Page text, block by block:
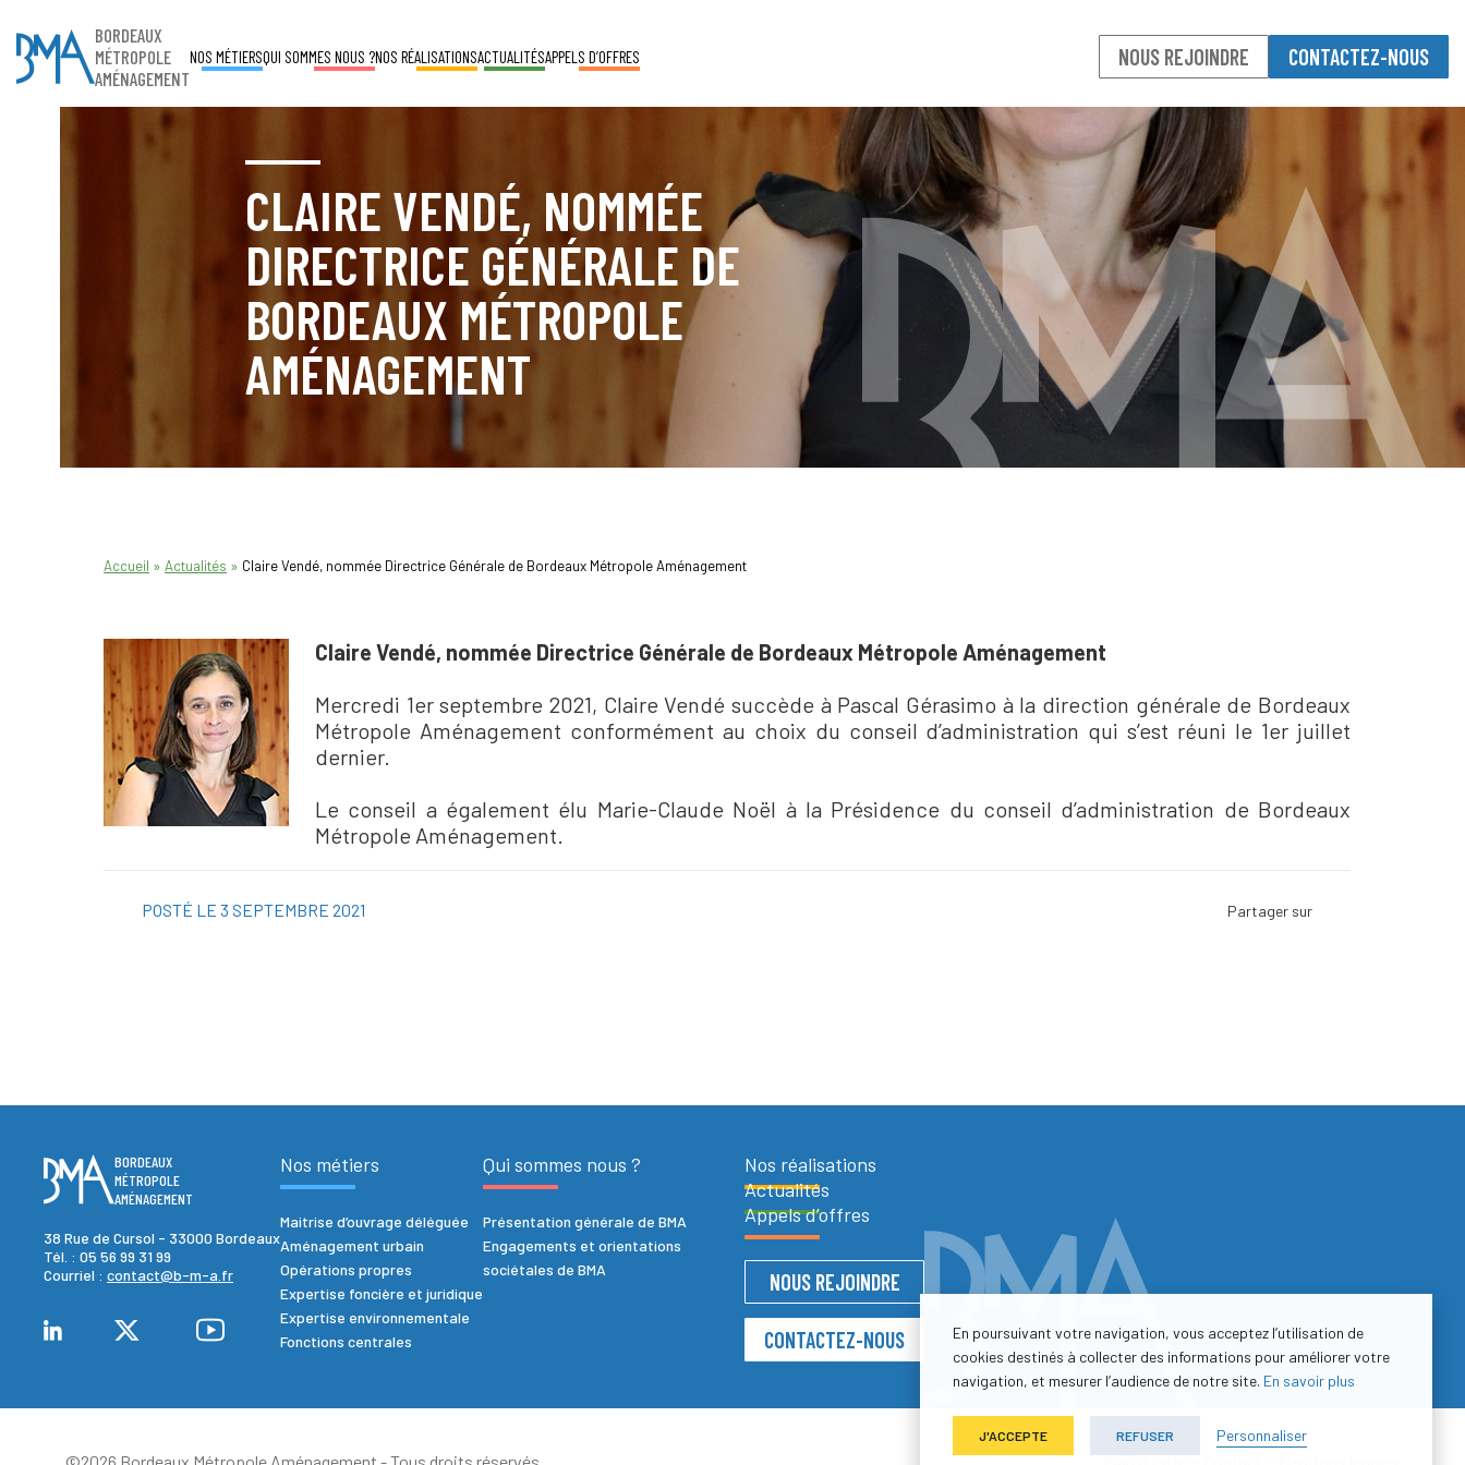
BORDEAUX
MÉTROPOLE
AMÉNAGEMENT
NOS MÉTIERSQUI SOMMES NOUS ?NOS RÉALISATIONSACTUALITÉSAPPELS D’OFFRES NOUS REJOINDRE CONTACTEZ-NOUS
CLAIRE VENDÉ, NOMMÉE
DIRECTRICE GÉNÉRALE DE
BORDEAUX MÉTROPOLE
AMÉNAGEMENT
Accueil » Actualités » Claire Vendé, nommée Directrice Générale de Bordeaux Métropole Aménagement
Claire Vendé, nommée Directrice Générale de Bordeaux Métropole Aménagement
Mercredi 1er septembre 2021, Claire Vendé succède à Pascal Gérasimo à la direction générale de Bordeaux
Métropole Aménagement conformément au choix du conseil d’administration qui s’est réuni le 1er juillet
dernier.
Le conseil a également élu Marie-Claude Noël à la Présidence du conseil d’administration de Bordeaux
Métropole Aménagement.
POSTÉ LE 3 SEPTEMBRE 2021 Facebook
Twitter
LinkedIn
Viadeo
ScoopIt
Pinterest
BORDEAUX
MÉTROPOLE
AMÉNAGEMENT
38 Rue de Cursol - 33000 Bordeaux
Tél. : 05 56 99 31 99
Courriel : contact@b-m-a.fr
Nos métiers
Maitrise d’ouvrage déléguée
Aménagement urbain
Opérations propres
Expertise foncière et juridique
Expertise environnementale
Fonctions centrales
Qui sommes nous ?
Présentation générale de BMA
Engagements et orientations
sociétales de BMA
Nos réalisations
Actualités
Appels d’offres
NOUS REJOINDRE
CONTACTEZ-NOUS
Plan du site-
En poursuivant votre navigation, vous acceptez l’utilisation de
cookies destinés à collecter des informations pour améliorer votre
navigation, et mesurer l’audience de notre site. En savoir plus
J'ACCEPTE REFUSER Personnaliser